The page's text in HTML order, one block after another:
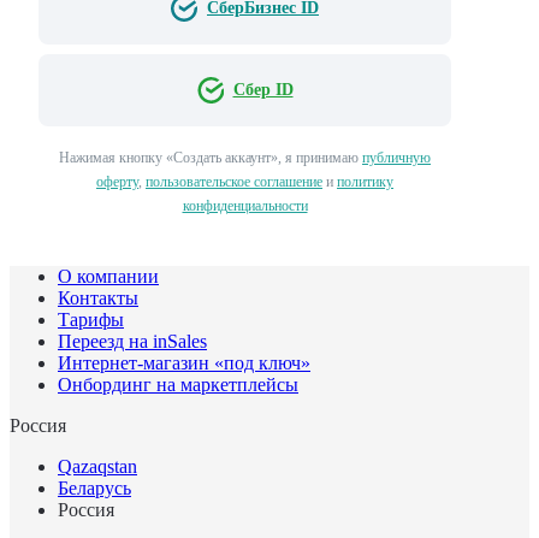
СберБизнес ID
Сбер ID
Нажимая кнопку «Создать аккаунт», я принимаю публичную
оферту, пользовательское соглашение и политику
конфиденциальности
О компании
Контакты
Тарифы
Переезд на inSales
Интернет-магазин «под ключ»
Онбординг на маркетплейсы
Россия
Qazaqstan
Беларусь
Россия